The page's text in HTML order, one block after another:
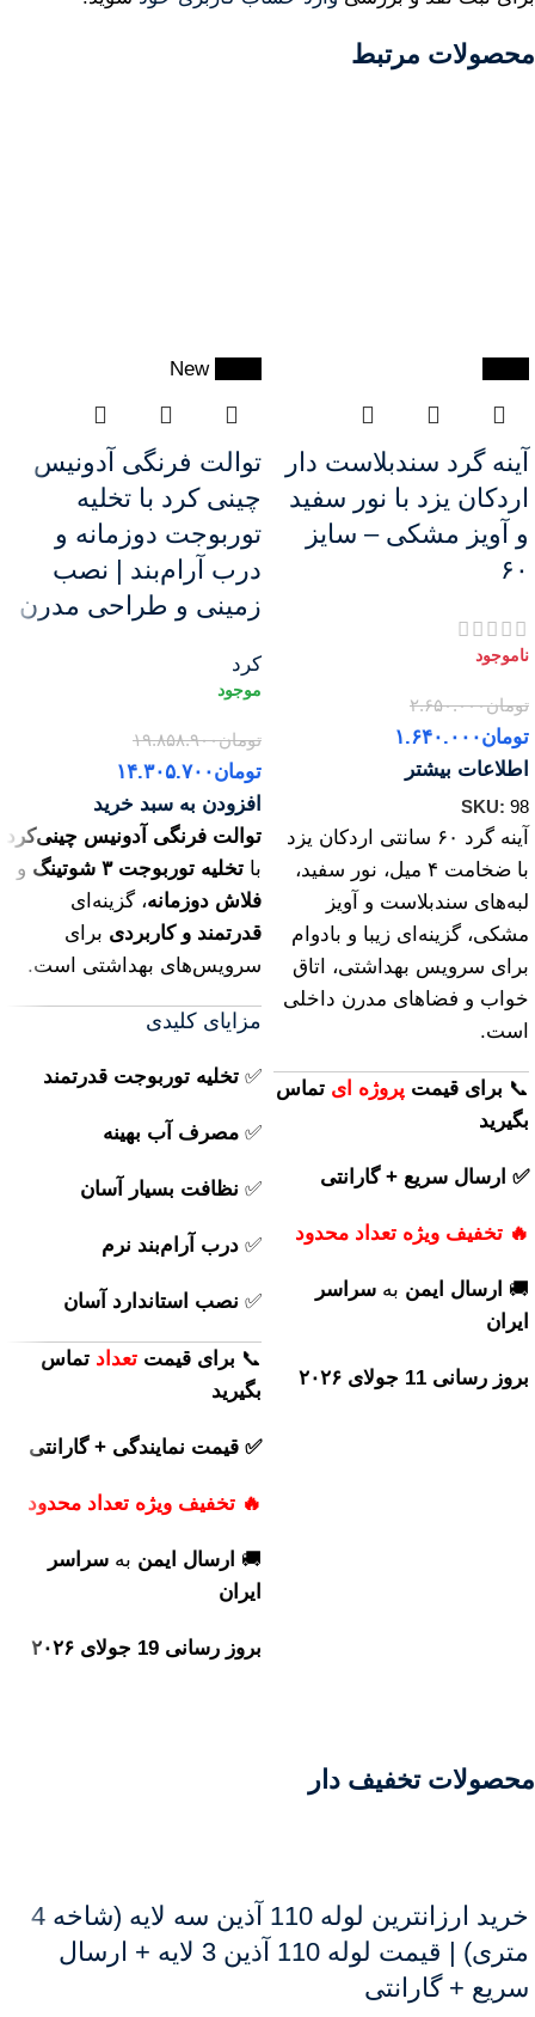
محصولات مرتبط
آینه گرد سندبلاست دار
اردکان یزد با نور سفید
و آویز مشکی – سایز
۶۰
تومان۲.۶۵۰.۰۰۰
تومان۱.۶۴۰.۰۰۰
اطلاعات بیشتر
SKU: 98
آینه گرد ۶۰ سانتی اردکان یزد
با ضخامت ۴ میل، نور سفید،
لبه‌های سندبلاست و آویز
مشکی، گزینه‌ای زیبا و بادوام
برای سرویس بهداشتی، اتاق
خواب و فضاهای مدرن داخلی
است.
📞 برای قیمت پروژه ای تماس
بگیرید
✅ ارسال سریع + گارانتی
🔥 تخفیف ویژه تعداد محدود
🚚 ارسال ایمن به سراسر
ایران
بروز رسانی 11 جولای ۲۰۲۶
New
توالت فرنگی آدونیس
چینی کرد با تخلیه
توربوجت دوزمانه و
درب آرام‌بند | نصب
زمینی و طراحی مدرن
کرد
تومان۱۹.۸۵۸.۹۰۰
تومان۱۴.۳۰۵.۷۰۰
افزودن به سبد خرید
توالت فرنگی آدونیس چینی‌کرد
با تخلیه توربوجت ۳ شوتینگ
و
فلاش دوزمانه، گزینه‌ای
قدرتمند و کاربردی برای
سرویس‌های بهداشتی است.
مزایای کلیدی
✅ تخلیه توربوجت قدرتمند
✅ مصرف آب بهینه
✅ نظافت بسیار آسان
✅ درب آرام‌بند نرم
✅ نصب استاندارد آسان
📞 برای قیمت تعداد تماس
بگیرید
✅ قیمت نمایندگی + گارانتی
🔥 تخفیف ویژه تعداد محدود
🚚 ارسال ایمن به سراسر
ایران
بروز رسانی 19 جولای ۲۰۲۶
محصولات تخفیف دار
خرید ارزانترین لوله 110 آذین سه لایه (شاخه 4
متری) | قیمت لوله 110 آذین 3 لایه + ارسال
سریع + گارانتی